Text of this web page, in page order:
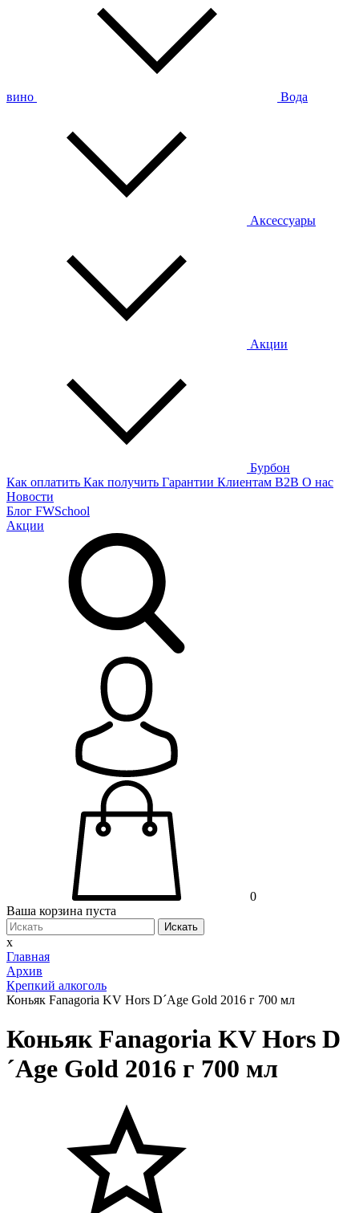
вино Вода
Аксессуары
Акции
Бурбон
Как оплатить Как получить Гарантии Клиентам B2B О нас
Новости
Блог FWSchool
Акции
0
Ваша корзина пуста
Искать
x
Главная
Архив
Крепкий алкоголь
Коньяк Fanagoria KV Hors D´Age Gold 2016 г 700 мл
Коньяк Fanagoria KV Hors D
´Age Gold 2016 г 700 мл